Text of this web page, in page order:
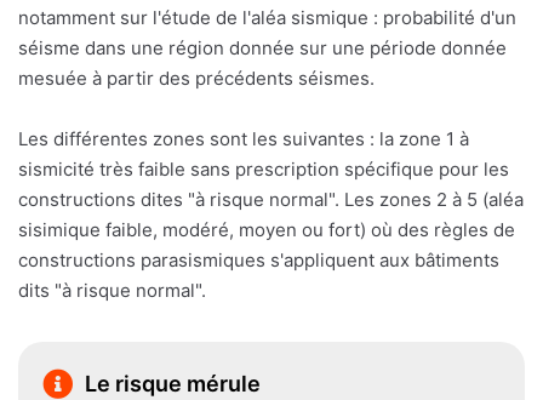
notamment sur l'étude de l'aléa sismique : probabilité d'un
séisme dans une région donnée sur une période donnée
mesuée à partir des précédents séismes.
Les différentes zones sont les suivantes : la zone 1 à
sismicité très faible sans prescription spécifique pour les
constructions dites "à risque normal". Les zones 2 à 5 (aléa
sisimique faible, modéré, moyen ou fort) où des règles de
constructions parasismiques s'appliquent aux bâtiments
dits "à risque normal".
Le risque mérule